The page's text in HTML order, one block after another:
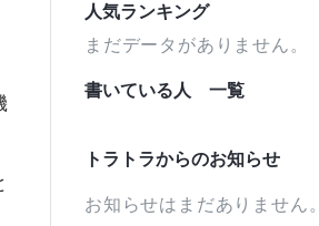
人気ランキング
まだデータがありません。
書いている人 一覧
トラトラからのお知らせ
お知らせはまだありません。